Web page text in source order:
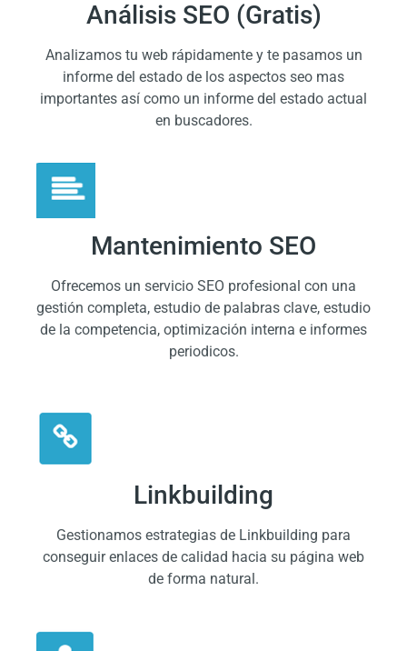
Análisis SEO (Gratis)
Analizamos tu web rápidamente y te pasamos un
informe del estado de los aspectos seo mas
importantes así como un informe del estado actual
en buscadores.
Mantenimiento SEO
Ofrecemos un servicio SEO profesional con una
gestión completa, estudio de palabras clave, estudio
de la competencia, optimización interna e informes
periodicos.
Linkbuilding
Gestionamos estrategias de Linkbuilding para
conseguir enlaces de calidad hacia su página web
de forma natural.